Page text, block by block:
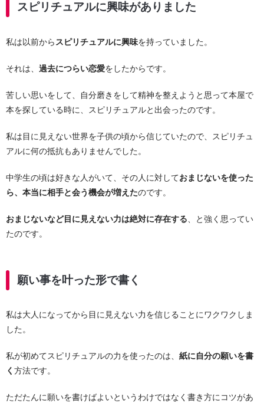
スピリチュアルに興味がありました
私は以前から スピリチュアルに興味を持っていました。
それは、 過去につらい恋愛をしたからです。
苦しい思いをして、自分磨きをして精神を整えようと思って本屋で
本を探している時に、スピリチュアルと出会ったのです。
私は目に見えない世界を子供の頃から信じていたので、スピリチュ
アルに何の抵抗もありませんでした。
中学生の頃は好きな人がいて、その人に対しておまじないを使った
ら、本当に相手と会う機会が増えたのです。
おまじないなど目に見えない力は絶対に存在する 、と強く思ってい
たのです。
願い事を叶った形で書く
私は大人になってから目に見えない力を信じることにワクワクしま
した。
私が初めてスピリチュアルの力を使ったのは、 紙に自分の願いを書
く 方法です。
ただたんに願いを書けばよいというわけではなく書き方にコツがあ